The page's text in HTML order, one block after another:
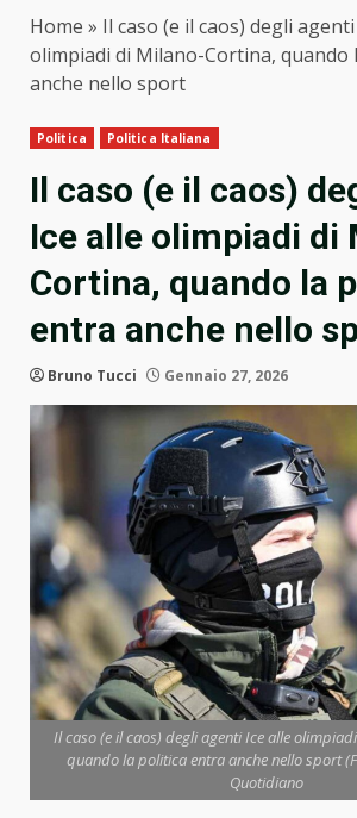
Home » Il caso (e il caos) degli
olimpiadi di Milano-Cortina, quando
anche nello sport
Politica Politica Italiana
Il caso (e il caos)
Ice alle olimpiadi di
Cortina, quando la
entra anche nello
Bruno Tucci Gennaio 27, 2026
Il caso (e il caos) degli agenti Ice alle
quando la politica entra anche nello sport
Quotidiano